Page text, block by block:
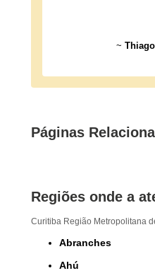
~
Páginas
Regiões onde a
Curitiba Região Metropolitana
Abranches
Ahú